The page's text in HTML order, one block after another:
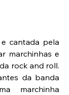
cantada pela
marchinhas e
rock and roll.
da banda
marchinha